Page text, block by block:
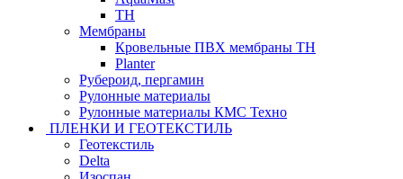
ТН
Мембраны
Кровельные ПВХ мембраны ТН
Planter
Рубероид, пергамин
Рулонные материалы
Рулонные материалы КМС Техно
ПЛЕНКИ И ГЕОТЕКСТИЛЬ
Геотекстиль
Delta